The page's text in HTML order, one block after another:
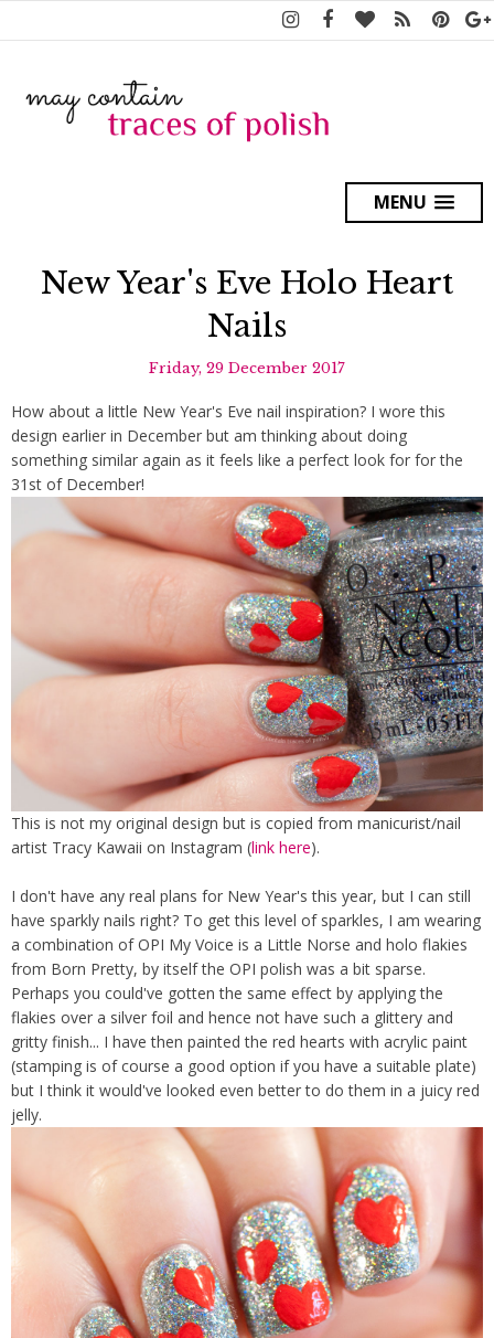
MENU
New Year's Eve Holo Heart
Nails
Friday, 29 December 2017
How about a little New Year's Eve nail inspiration? I wore this
design earlier in December but am thinking about doing
something similar again as it feels like a perfect look for for the
31st of December!
This is not my original design but is copied from manicurist/nail
artist Tracy Kawaii on Instagram (link here).
I don't have any real plans for New Year's this year, but I can still
have sparkly nails right? To get this level of sparkles, I am wearing
a combination of OPI My Voice is a Little Norse and holo flakies
from Born Pretty, by itself the OPI polish was a bit sparse.
Perhaps you could've gotten the same effect by applying the
flakies over a silver foil and hence not have such a glittery and
gritty finish... I have then painted the red hearts with acrylic paint
(stamping is of course a good option if you have a suitable plate)
but I think it would've looked even better to do them in a juicy red
jelly.